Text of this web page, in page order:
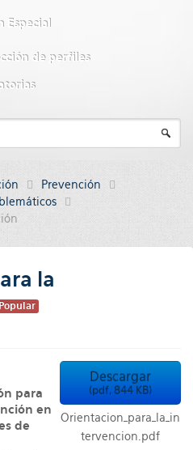
Especial
de perfiles
Prevención
la
Popular
Descargar
(pdf, 844 KB)
Orientacion_para_la_in
tervencion.pdf
para
en
de